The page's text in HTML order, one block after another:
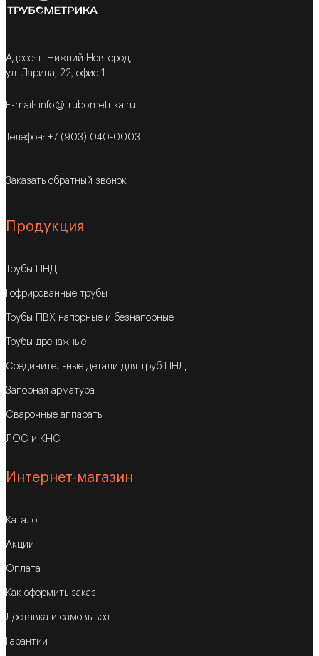
Адрес: г. Нижний Новгород,
ул. Ларина, 22, офис 1
E-mail: info@trubometrika.ru
Телефон: +7 (903) 040-0003
Заказать обратный звонок
Продукция
Трубы ПНД
Гофрированные трубы
Трубы ПВХ напорные и безнапорные
Трубы дренажные
Соединительные детали для труб ПНД
Запорная арматура
Сварочные аппараты
ЛОС и КНС
Интернет-магазин
Каталог
Акции
Оплата
Как оформить заказ
Доставка и самовывоз
Гарантии